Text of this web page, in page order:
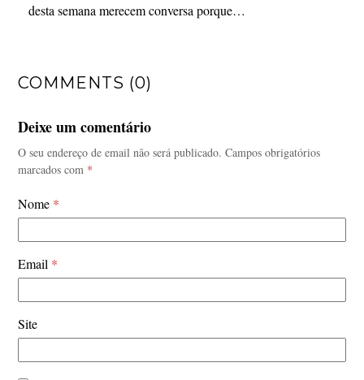
desta semana merecem conversa porque…
COMMENTS (0)
Deixe um comentário
O seu endereço de email não será publicado. Campos obrigatórios
marcados com *
Nome *
Email *
Site